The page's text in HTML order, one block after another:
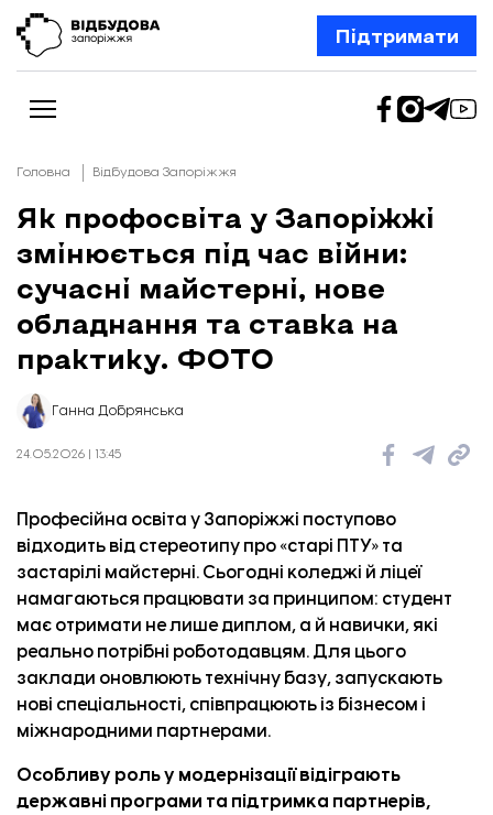
Підтримати
Новини
Відбудова Запоріжжя
Ексклюзив
Бізнес
Шлях додому
Відбудова. Життя
Колонки
Про нас
Редакційна політика
Головна Відбудова Запоріжжя
Як профосвіта у Запоріжжі
змінюється під час війни:
сучасні майстерні, нове
обладнання та ставка на
практику. ФОТО
Ганна Добрянська
24.05.2026 | 13:45
Професійна освіта у Запоріжжі поступово
відходить від стереотипу про «старі ПТУ» та
застарілі майстерні. Сьогодні коледжі й ліцеї
намагаються працювати за принципом: студент
має отримати не лише диплом, а й навички, які
реально потрібні роботодавцям. Для цього
заклади оновлюють технічну базу, запускають
нові спеціальності, співпрацюють із бізнесом і
міжнародними партнерами.
Особливу роль у модернізації відіграють
державні програми та підтримка партнерів,